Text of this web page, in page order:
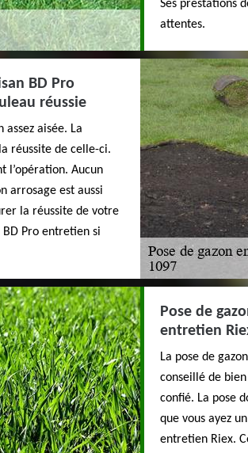
Ses prestations
attentes.
BD Pro
réussie
aisée. La
réussite de celle-ci.
l’opération. Aucun
arrosage est aussi
la réussite de votre
Pro entretien si
Pose de
entretien
La pose de
conseillé de
confié. La pose
que vous ayez
entretien Riex.